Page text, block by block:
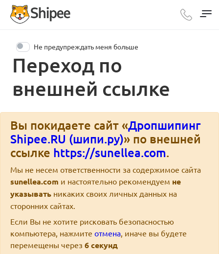
Переход по
внешней ссылке
Не предупреждать меня больше
Вы покидаете сайт «Дропшипинг
Shipee.RU (шипи.ру)» по внешней
ссылке https://sunellea.com.
Мы не несем ответственности за содержимое сайта
sunellea.com и настоятельно рекомендуем не
указывать никаких своих личных данных на
сторонних сайтах.
Если Вы не хотите рисковать безопасностью
компьютера, нажмите отмена, иначе вы будете
перемещены через 6секунд